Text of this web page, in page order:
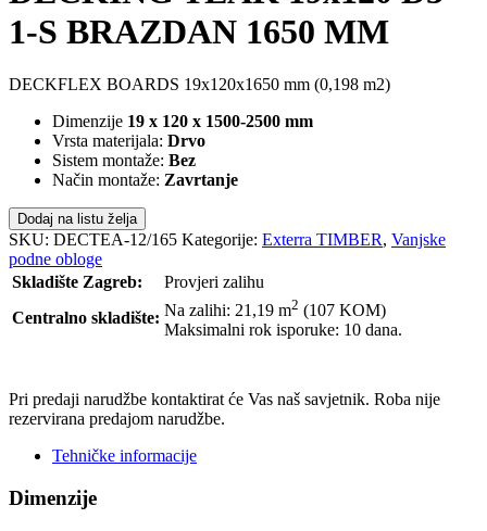
1-S BRAZDAN 1650 MM
DECKFLEX BOARDS 19x120x1650 mm (0,198 m2)
Dimenzije 19 x 120 x 1500-2500 mm
Vrsta materijala: Drvo
Sistem montaže: Bez
Način montaže: Zavrtanje
Dodaj na listu želja
SKU: DECTEA-12/165 Kategorije: Exterra TIMBER, Vanjske
podne obloge
Skladište Zagreb:
Provjeri zalihu
Centralno skladište: Na zalihi: 21,19 m2 (107 KOM)
Maksimalni rok isporuke: 10 dana.
Pri predaji narudžbe kontaktirat će Vas naš savjetnik. Roba nije
rezervirana predajom narudžbe.
Tehničke informacije
Dimenzije